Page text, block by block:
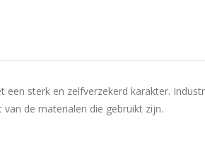
sterk en zelfverzekerd karakter.
de materialen die gebruikt zijn.